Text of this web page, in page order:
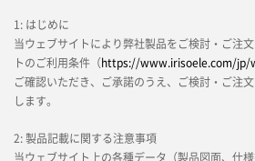
1: はじめに
当ウェブサイトにより弊社製品をご検討・ご注
トのご利用条件（https://www.irisoele.com/jp/
ご確認いただき、ご承諾のうえ、ご検討・ご注
します。
2: 製品記載に関する注意事項
当ウェブサイト上の各種データ（製品図面、仕